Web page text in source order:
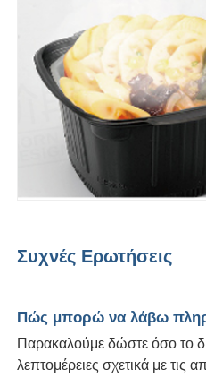
Συχνές Ερωτήσεις
Πώς μπορώ να λάβω
Παρακαλούμε δώστε όσο το
λεπτομέρειες σχετικά με τις